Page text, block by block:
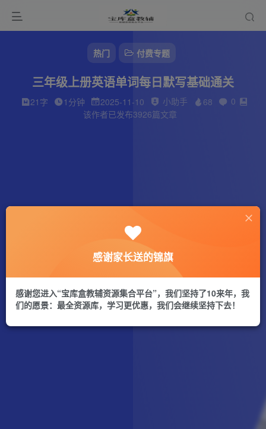
热门 付费专题
三年级上册英语单词每日默写基础通关
21字 1分钟 2025-11-10 小助手 68
0
该作者已发布3926篇文章
感谢家长送的锦旗
感谢您进入“宝库盒教辅资源集合平台”，我们坚持了10来年，我
们的愿景：最全资源库，学习更优惠，我们会继续坚持下去！